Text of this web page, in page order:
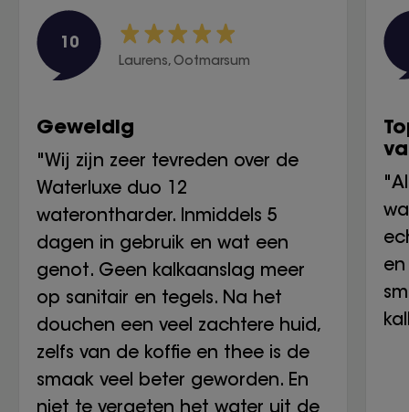
10
Laurens, Ootmarsum
Geweldig
"Wij zijn zeer tevreden over de
Waterluxe duo 12
waterontharder. Inmiddels 5
dagen in gebruik en wat een
genot. Geen kalkaanslag meer
op sanitair en tegels. Na het
douchen een veel zachtere huid,
zelfs van de koffie en thee is de
smaak veel beter geworden. En
niet te vergeten het water uit de